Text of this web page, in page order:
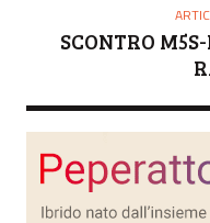
SCONTRO